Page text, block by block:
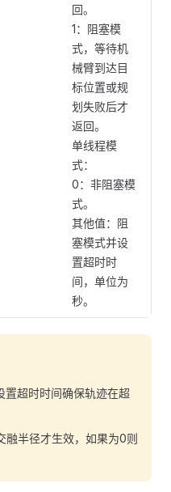
回。
1：阻塞模
式，等待机
械臂到达目
标位置或规
划失败后才
返回。
单线程模
式：
0：非阻塞模
式。
其他值：阻
塞模式并设
置超时时
间，单位为
秒。
置超时时间确保轨迹在超
半径才生效，如果为0则